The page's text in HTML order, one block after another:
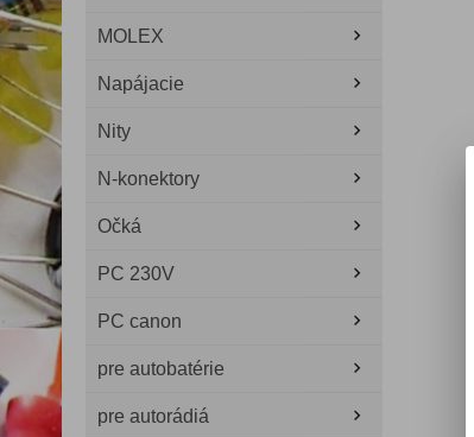
MOLEX
Napájacie
Nity
N-konektory
Očká
PC 230V
PC canon
pre autobatérie
pre autorádiá